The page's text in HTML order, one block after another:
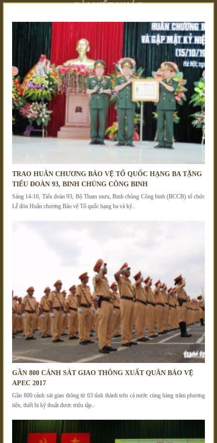
BÀI VIẾT KHÁC
TRAO HUÂN CHƯƠNG BẢO VỆ TỔ QUỐC HẠNG BA TẶNG
TIỂU ĐOÀN 93, BINH CHỦNG CÔNG BINH
Sáng 14-10, Tiểu đoàn 93, Bộ Tham mưu, Binh chủng Công binh (BCCB) tổ chức
Lễ đón Huân chương Bảo vệ Tổ quốc hạng ba và kỷ..
GẦN 800 CẢNH SÁT GIAO THÔNG XUẤT QUÂN BẢO VỆ
APEC 2017
Gần 800 cảnh sát giao thông từ 63 tỉnh thành trên cả nước cùng hàng trăm phương
tiện, thiết bị kỹ thuật được triệu tập..